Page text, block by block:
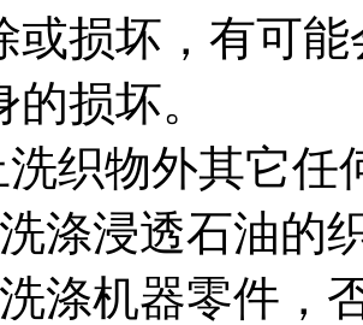
或损坏，有可
损坏。
织物外其它任
涤浸透石油的
涤机器零件，